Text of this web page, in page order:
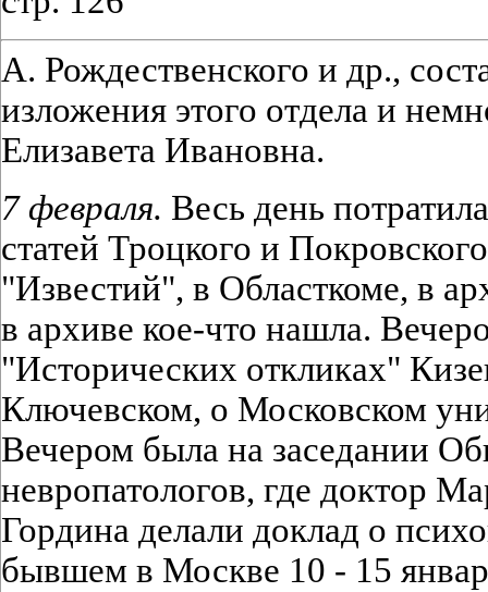
А. Рождественского и др.,
изложения этого отдела и
Елизавета Ивановна.
7 февраля. Весь день
статей Троцкого и
"Известий", в Областкоме, в
в архиве кое-что нашла.
"Исторических откликах"
Ключевском, о Московском
Вечером была на заседании
невропатологов, где доктор
Гордина делали доклад о
бывшем в Москве 10 - 15